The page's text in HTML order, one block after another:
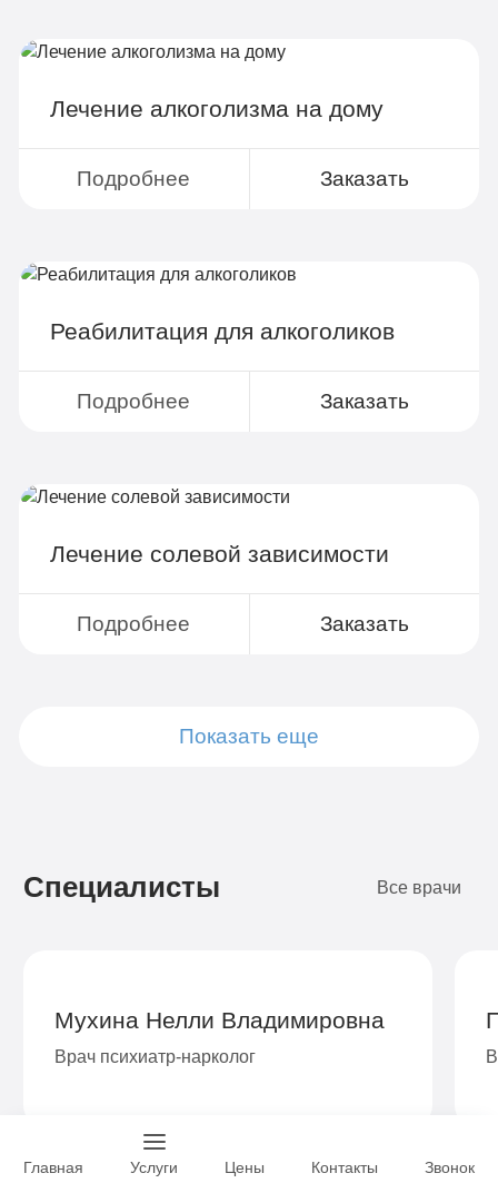
Лечение алкоголизма на дому
Подробнее Заказать
Реабилитация для алкоголиков
Подробнее Заказать
Лечение солевой зависимости
Подробнее Заказать
Показать еще
Специалисты Все врачи
Мухина Нелли Владимировна
Врач психиатр-нарколог
Главная Услуги Цены Контакты Звонок